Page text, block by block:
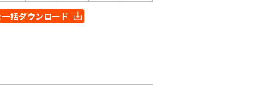
括ダウンロード